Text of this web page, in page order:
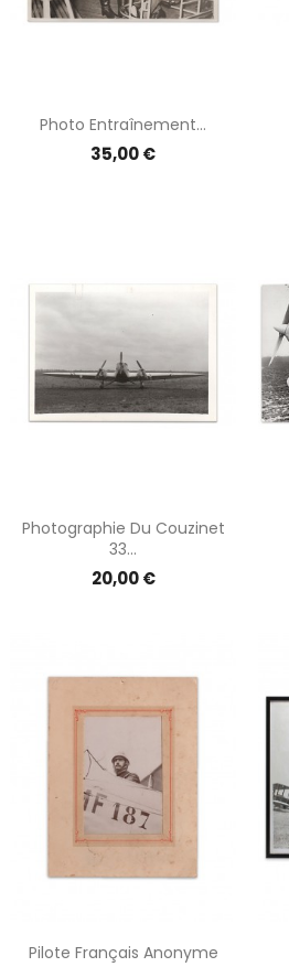
Photo Entraînement...
Prix
35,00 €
Photographie Du Couzinet
33...
Prix
20,00 €
Pilote Français Anonyme